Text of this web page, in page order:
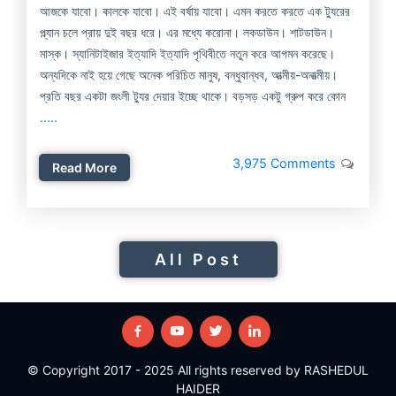
আজকে যাবো। কালকে যাবো। এই বর্ষায় যাবো। এমন করতে করতে এক ট্যুরের
প্ল্যান চলে প্রায় দুই বছর ধরে। এর মধ্যে করোনা। লকডাউন। শাটডাউন।
মাস্ক। স্যানিটাইজার ইত্যাদি ইত্যাদি পৃথিবীতে নতুন করে আগমন করেছে।
অন্যদিকে নাই হয়ে গেছে অনেক পরিচিত মানুষ, বন্ধুবান্ধব, আত্মীয়-অনাত্মীয়।
প্রতি বছর একটা জংলী ট্যুর দেয়ার ইচ্ছে থাকে। বড়সড় একটু গ্রুপ করে কোন
.....
Read More 3,975 Comments
All Post
© Copyright 2017 - 2025 All rights reserved by RASHEDUL
HAIDER